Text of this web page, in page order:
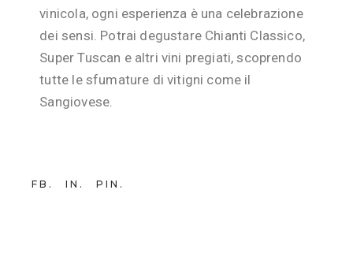
vinicola, ogni esperienza è una celebrazione
dei sensi. Potrai degustare Chianti Classico,
Super Tuscan e altri vini pregiati, scoprendo
tutte le sfumature di vitigni come il
Sangiovese.
FB IN PIN